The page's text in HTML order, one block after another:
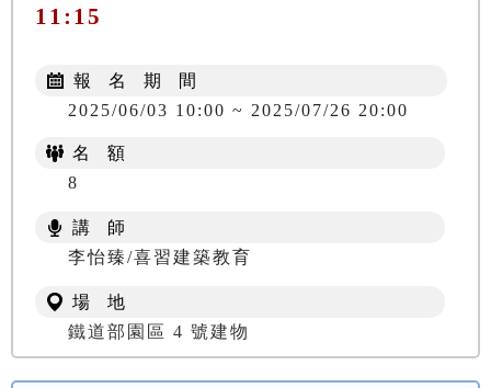
11:15
報 名 期 間
2025/06/03 10:00 ~ 2025/07/26 20:00
名 額
8
講 師
李怡臻/喜習建築教育
場 地
鐵道部園區 4 號建物